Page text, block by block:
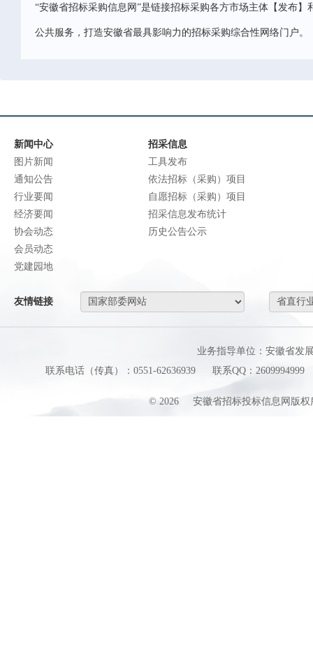
“安徽省招标采购信息网”是链接招标采购各方市场主体【发布
公共服务，打造安徽省最具影响力的招标采购综合性网络门户。
新闻中心
图片新闻
通知公告
行业要闻
经济要闻
协会动态
会员动态
党建园地
招采信息
工具发布
依法招标（采购）项目
自愿招标（采购）项目
招采信息发布统计
历史公告公示
友情链接
业务指导单位：安徽省发
联系电话（传真）：0551-62636939
联系QQ：2609994999
© 2026 安徽省招标投标信息网版